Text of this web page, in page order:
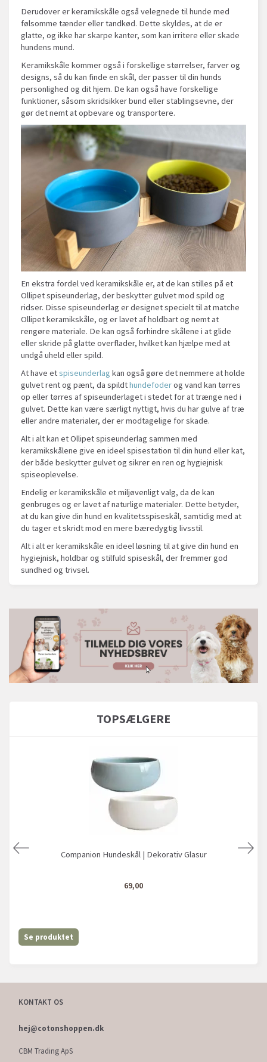
Derudover er keramikskåle også velegnede til hunde med
følsomme tænder eller tandkød. Dette skyldes, at de er
glatte, og ikke har skarpe kanter, som kan irritere eller skade
hundens mund.
Keramikskåle kommer også i forskellige størrelser, farver og
designs, så du kan finde en skål, der passer til din hunds
personlighed og dit hjem. De kan også have forskellige
funktioner, såsom skridsikker bund eller stablingsevne, der
gør det nemt at opbevare og transportere.
En ekstra fordel ved keramikskåle er, at de kan stilles på et
Ollipet spiseunderlag, der beskytter gulvet mod spild og
ridser. Disse spiseunderlag er designet specielt til at matche
Ollipet keramikskåle, og er lavet af holdbart og nemt at
rengøre materiale. De kan også forhindre skålene i at glide
eller skride på glatte overflader, hvilket kan hjælpe med at
undgå uheld eller spild.
At have etspiseunderlag kan også gøre det nemmere at holde
gulvet rent og pænt, da spildthundefoderog vand kan tørres
op eller tørres af spiseunderlaget i stedet for at trænge ned i
gulvet. Dette kan være særligt nyttigt, hvis du har gulve af træ
eller andre materialer, der er modtagelige for skade.
Alt i alt kan et Ollipet spiseunderlag sammen med
keramikskålene give en ideel spisestation til din hund eller kat,
der både beskytter gulvet og sikrer en ren og hygiejnisk
spiseoplevelse.
Endelig er keramikskåle et miljøvenligt valg, da de kan
genbruges og er lavet af naturlige materialer. Dette betyder,
at du kan give din hund en kvalitetsspiseskål, samtidig med at
du tager et skridt mod en mere bæredygtig livsstil.
Alt i alt er keramikskåle en ideel løsning til at give din hund en
hygiejnisk, holdbar og stilfuld spiseskål, der fremmer god
sundhed og trivsel.
TOPSÆLGERE
Companion Hundeskål | Dekorativ Glasur
69,00
Se produktet
KONTAKT OS
hej@cotonshoppen.dk
CBM Trading ApS